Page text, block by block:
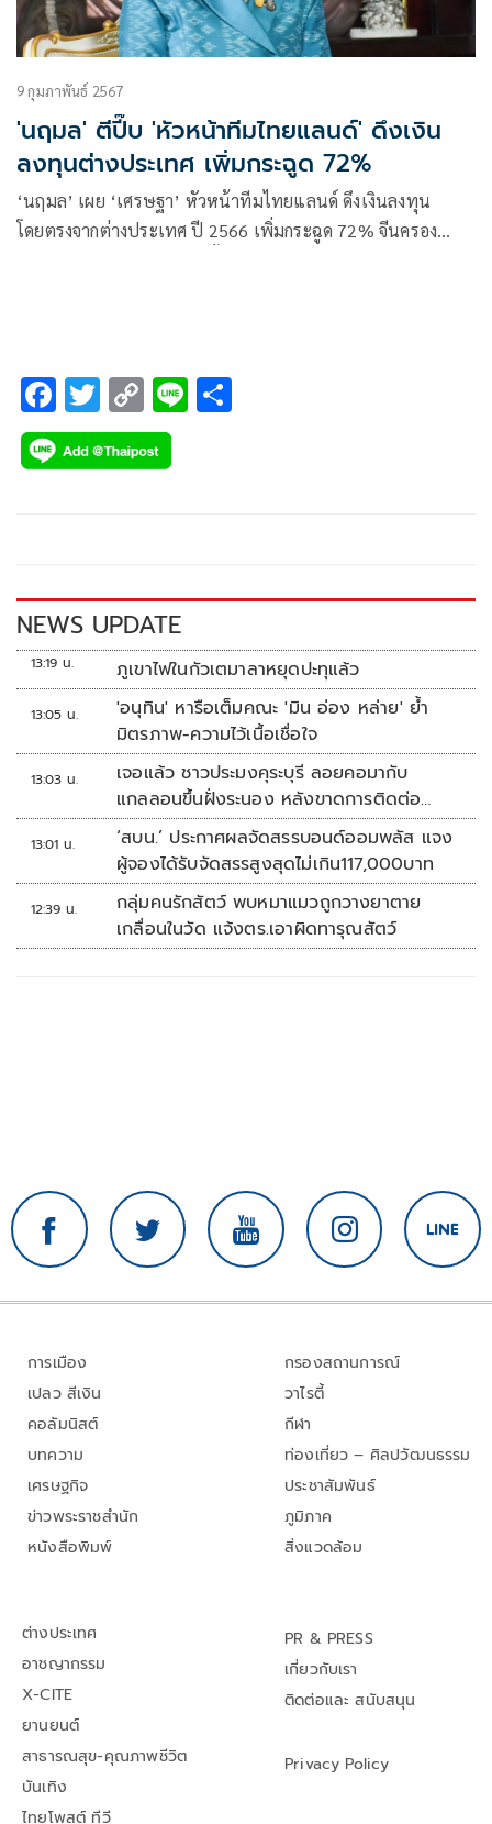
9 กุมภาพันธ์ 2567
'นฤมล' ตีปี๊บ 'หัวหน้าทีมไทยแลนด์' ดึงเงิน
ลงทุนต่างประเทศ เพิ่มกระฉูด 72%
‘นฤมล’ เผย ‘เศรษฐา’ หัวหน้าทีมไทยแลนด์ ดึงเงินลงทุน
โดยตรงจากต่างประเทศ ปี 2566 เพิ่มกระฉูด 72% จีนครอง
F
ac
e
k
T
wi
tt
C
o
p
k
Li
NEWS UPDATE
13:19 น. ภูเขาไฟในกัวเตมาลาหยุดปะทุแล้ว
13:05 น.
'อนุทิน' หารือเต็มคณะ 'มิน อ่อง หล่าย' ย้ำ
มิตรภาพ-ความไว้เนื้อเชื่อใจ
13:03 น.
เจอแล้ว ชาวประมงคุระบุรี ลอยคอมากับ
แกลลอนขึ้นฝั่งระนอง หลังขาดการติดต่อ
หลายวัน
13:01 น.
‘สบน.’ ประกาศผลจัดสรรบอนด์ออมพลัส แจง
ผู้จองได้รับจัดสรรสูงสุดไม่เกิน117,000บาท
12:39 น.
กลุ่มคนรักสัตว์ พบหมาแมวถูกวางยาตาย
เกลื่อนในวัด แจ้งตร.เอาผิดทารุณสัตว์
การเมือง
เปลว สีเงิน
คอลัมนิสต์
บทความ
เศรษฐกิจ
ข่าวพระราชสำนัก
หนังสือพิมพ์
กรองสถานการณ์
วาไรตี้
กีฬา
ท่องเที่ยว – ศิลปวัฒนธรรม
ประชาสัมพันธ์
ภูมิภาค
สิ่งแวดล้อม
ต่างประเทศ
อาชญากรรม
X-CITE
ยานยนต์
สาธารณสุข-คุณภาพชีวิต
บันเทิง
ไทยโพสต์ ทีวี
PR & PRESS
เกี่ยวกับเรา
ติดต่อและ สนับสนุน
Privacy Policy